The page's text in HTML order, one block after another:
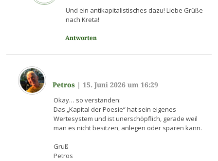
Und ein antikapitalistisches dazu! Liebe Grüße
nach Kreta!
Antworten
Petros | 15. Juni 2026 um 16:29
Okay… so verstanden:
Das „Kapital der Poesie“ hat sein eigenes
Wertesystem und ist unerschöpflich, gerade weil
man es nicht besitzen, anlegen oder sparen kann.
Gruß
Petros